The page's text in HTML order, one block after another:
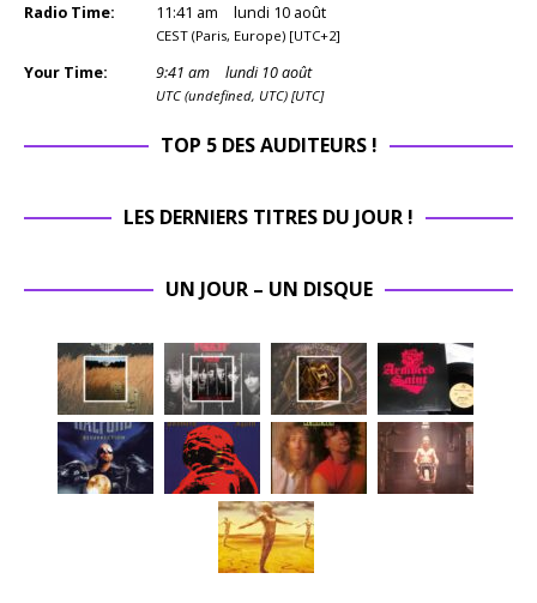
Radio Time: 11:41 am lundi 10 août
CEST (Paris, Europe) [UTC+2]
Your Time: 9:41 am lundi 10 août
UTC (undefined, UTC) [UTC]
TOP 5 DES AUDITEURS !
LES DERNIERS TITRES DU JOUR !
UN JOUR – UN DISQUE